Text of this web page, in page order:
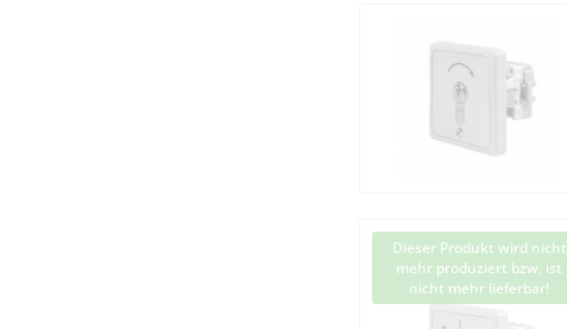
Dieser Produkt wird nicht
mehr produziert bzw. ist
nicht mehr lieferbar!